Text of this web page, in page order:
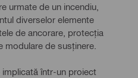
urmate de un incendiu,
diverselor elemente
de ancorare, protecția
modulare de susținere.
implicată într-un proiect